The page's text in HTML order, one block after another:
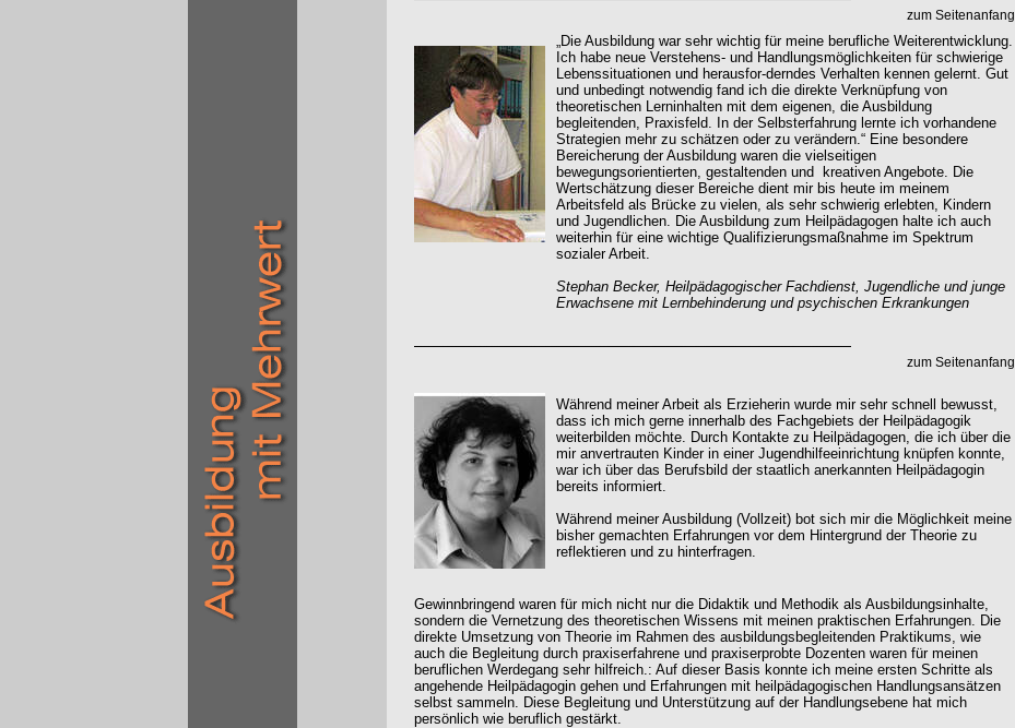
zum Seitenanfang
„Die Ausbildung war sehr wichtig für meine berufliche Weiterentwicklung.
Ich habe neue Verstehens- und Handlungsmöglichkeiten für schwierige
Lebenssituationen und herausfor-derndes Verhalten kennen gelernt. Gut
und unbedingt notwendig fand ich die direkte Verknüpfung von
theoretischen Lerninhalten mit dem eigenen, die Ausbildung
begleitenden, Praxisfeld. In der Selbsterfahrung lernte ich vorhandene
Strategien mehr zu schätzen oder zu verändern.“ Eine besondere
Bereicherung der Ausbildung waren die vielseitigen
bewegungsorientierten, gestaltenden und kreativen Angebote. Die
Wertschätzung dieser Bereiche dient mir bis heute im meinem
Arbeitsfeld als Brücke zu vielen, als sehr schwierig erlebten, Kindern
und Jugendlichen. Die Ausbildung zum Heilpädagogen halte ich auch
weiterhin für eine wichtige Qualifizierungsmaßnahme im Spektrum
sozialer Arbeit.
Stephan Becker, Heilpädagogischer Fachdienst, Jugendliche und junge
Erwachsene mit Lernbehinderung und psychischen Erkrankungen
zum Seitenanfang
Während meiner Arbeit als Erzieherin wurde mir sehr schnell bewusst,
dass ich mich gerne innerhalb des Fachgebiets der Heilpädagogik
weiterbilden möchte. Durch Kontakte zu Heilpädagogen, die ich über die
mir anvertrauten Kinder in einer Jugendhilfeeinrichtung knüpfen konnte,
war ich über das Berufsbild der staatlich anerkannten Heilpädagogin
bereits informiert.
Während meiner Ausbildung (Vollzeit) bot sich mir die Möglichkeit meine
bisher gemachten Erfahrungen vor dem Hintergrund der Theorie zu
reflektieren und zu hinterfragen.
Gewinnbringend waren für mich nicht nur die Didaktik und Methodik als Ausbildungsinhalte,
sondern die Vernetzung des theoretischen Wissens mit meinen praktischen Erfahrungen. Die
direkte Umsetzung von Theorie im Rahmen des ausbildungsbegleitenden Praktikums, wie
auch die Begleitung durch praxiserfahrene und praxiserprobte Dozenten waren für meinen
beruflichen Werdegang sehr hilfreich.: Auf dieser Basis konnte ich meine ersten Schritte als
angehende Heilpädagogin gehen und Erfahrungen mit heilpädagogischen Handlungsansätzen
selbst sammeln. Diese Begleitung und Unterstützung auf der Handlungsebene hat mich
persönlich wie beruflich gestärkt.